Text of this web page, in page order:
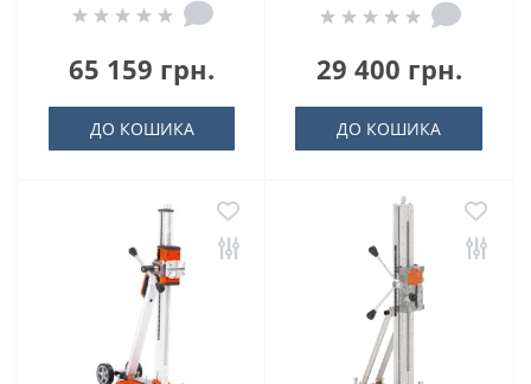
65 159 грн.
ДО КОШИКА
29 400 грн.
ДО КОШИКА